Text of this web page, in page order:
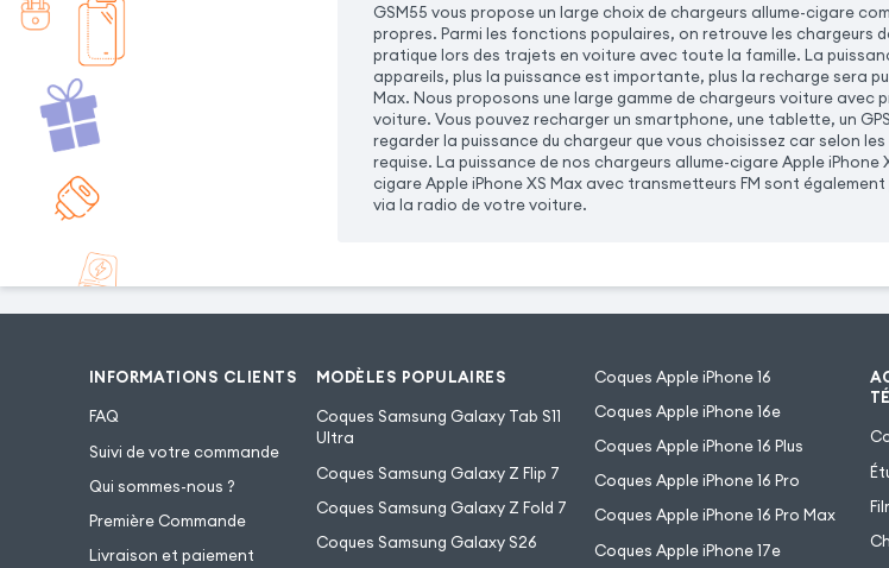
GSM55 vous propose un large choix de chargeurs allume-cigare
propres. Parmi les fonctions populaires, on retrouve les chargeurs
pratique lors des trajets en voiture avec toute la famille. La
appareils, plus la puissance est importante, plus la recharge sera
Max. Nous proposons une large gamme de chargeurs voiture
voiture. Vous pouvez recharger un smartphone, une tablette, un
regarder la puissance du chargeur que vous choisissez car selon
requise. La puissance de nos chargeurs allume-cigare Apple
cigare Apple iPhone XS Max avec transmetteurs FM sont
via la radio de votre voiture.
INFORMATIONS CLIENTS
FAQ
Suivi de votre commande
Qui sommes-nous ?
Première Commande
Livraison et paiement
MODÈLES POPULAIRES
Coques Samsung Galaxy Tab S11
Ultra
Coques Samsung Galaxy Z Flip 7
Coques Samsung Galaxy Z Fold 7
Coques Samsung Galaxy S26
Coques Apple iPhone 16
Coques Apple iPhone 16e
Coques Apple iPhone 16 Plus
Coques Apple iPhone 16 Pro
Coques Apple iPhone 16 Pro Max
Coques Apple iPhone 17e